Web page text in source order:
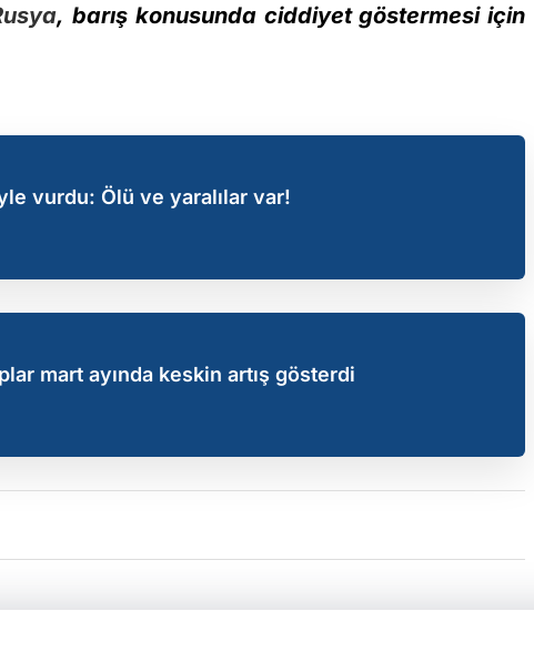
, barış konusunda ciddiyet göstermesi için
vurdu: Ölü ve yaralılar var!
mart ayında keskin artış gösterdi